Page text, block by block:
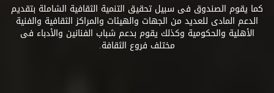
كما يقوم الصندوق فى سبيل تحقيق التنمية الثقافية الشاملة بتقديم
الدعم المادى للعديد من الجهات والهيئات والمراكز الثقافية والفنية
الأهلية والحكومية وكذلك يقوم بدعم شباب الفنانين والأدباء فى
مختلف فروع الثقافة.